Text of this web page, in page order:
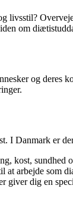
livsstil?
om
og deres
I Danmark er
kost,
at arbejde som
giver dig en